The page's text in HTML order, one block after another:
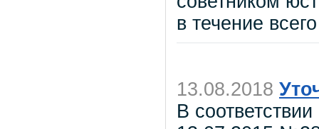
в течение
13.08.2018
В